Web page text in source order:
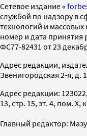
Cетевое издание «
службой по надзору в
технологий и
номер и дата
ФС77-82431 от 23
Адрес редакции,
Звенигородская 2-я, д.
Адрес редакции:
13, стр. 15, эт. 4, пом. X,
Главный редактор: